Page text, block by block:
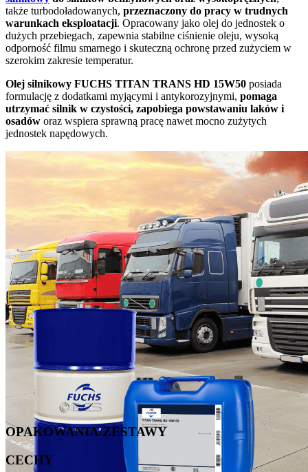
także turbodoładowanych, przeznaczony do pracy w trudnych
warunkach eksploatacji. Opracowany jako olej do jednostek o
dużych przebiegach, zapewnia stabilne ciśnienie oleju, wysoką
odporność filmu smarnego i skuteczną ochronę przed zużyciem w
szerokim zakresie temperatur.
Olej silnikowy FUCHS TITAN TRANS HD 15W50 posiada
formulację z dodatkami myjącymi i antykorozyjnymi, pomaga
utrzymać silnik w czystości, zapobiega powstawaniu laków i
osadów oraz wspiera sprawną pracę nawet mocno zużytych
jednostek napędowych.
OPAKOWANIA/ZESTAWY
CECHY